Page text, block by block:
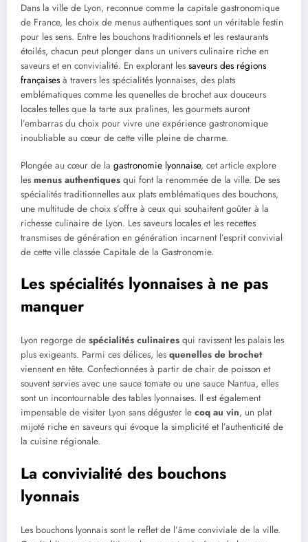
Dans la ville de Lyon, reconnue comme la capitale gastronomique
de France, les choix de menus authentiques sont un véritable festin
pour les sens. Entre les bouchons traditionnels et les restaurants
étoilés, chacun peut plonger dans un univers culinaire riche en
saveurs et en convivialité. En explorant les saveurs des régions
françaises à travers les spécialités lyonnaises, des plats
emblématiques comme les quenelles de brochet aux douceurs
locales telles que la tarte aux pralines, les gourmets auront
l’embarras du choix pour vivre une expérience gastronomique
inoubliable au cœur de cette ville pleine de charme.
Plongée au cœur de la gastronomie lyonnaise, cet article explore
les menus authentiques qui font la renommée de la ville. De ses
spécialités traditionnelles aux plats emblématiques des bouchons,
une multitude de choix s’offre à ceux qui souhaitent goûter à la
richesse culinaire de Lyon. Les saveurs locales et les recettes
transmises de génération en génération incarnent l’esprit convivial
de cette ville classée Capitale de la Gastronomie.
Les spécialités lyonnaises à ne pas
manquer
Lyon regorge de spécialités culinaires qui ravissent les palais les
plus exigeants. Parmi ces délices, les quenelles de brochet
viennent en tête. Confectionnées à partir de chair de poisson et
souvent servies avec une sauce tomate ou une sauce Nantua, elles
sont un incontournable des tables lyonnaises. Il est également
impensable de visiter Lyon sans déguster le coq au vin, un plat
mijoté riche en saveurs qui évoque la simplicité et l’authenticité de
la cuisine régionale.
La convivialité des bouchons
lyonnais
Les bouchons lyonnais sont le reflet de l’âme conviviale de la ville.